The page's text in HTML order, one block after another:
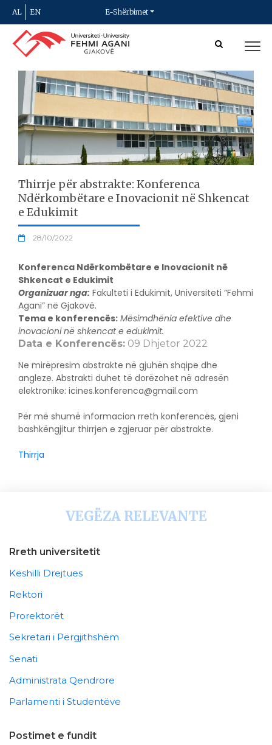
AL EN E-Shërbimet
Thirrje për abstrakte: Konferenca
Ndërkombëtare e Inovacionit në Shkencat
e Edukimit
28/10/2022
Konferenca Ndërkombëtare e Inovacionit në
Shkencat e Edukimit
Organizuar nga: Fakulteti i Edukimit, Universiteti “Fehmi
Agani” në Gjakovë.
Tema e konferencës: Mësimdhënia efektive dhe
inovacioni në shkencat e edukimit.
Data e Konferencës: 09 Dhjetor 2022
Ne mirëpresim abstrakte në gjuhën shqipe dhe
angleze. Abstrakti duhet të dorëzohet në adresën
elektronike: icines.konferenca@gmail.com
Për më shumë informacion rreth konferencës, gjeni
bashkëngjitur thirrjen e zgjeruar për abstrakte.
Thirrja
VEGËZA RELEVANTE
Rreth universitetit
Këshilli Drejtues
Rektori
Prorektorët
Sekretari i Përgjithshëm
Senati
Administrata Qendrore
Parlamenti i Studentëve
Postimet e fundit